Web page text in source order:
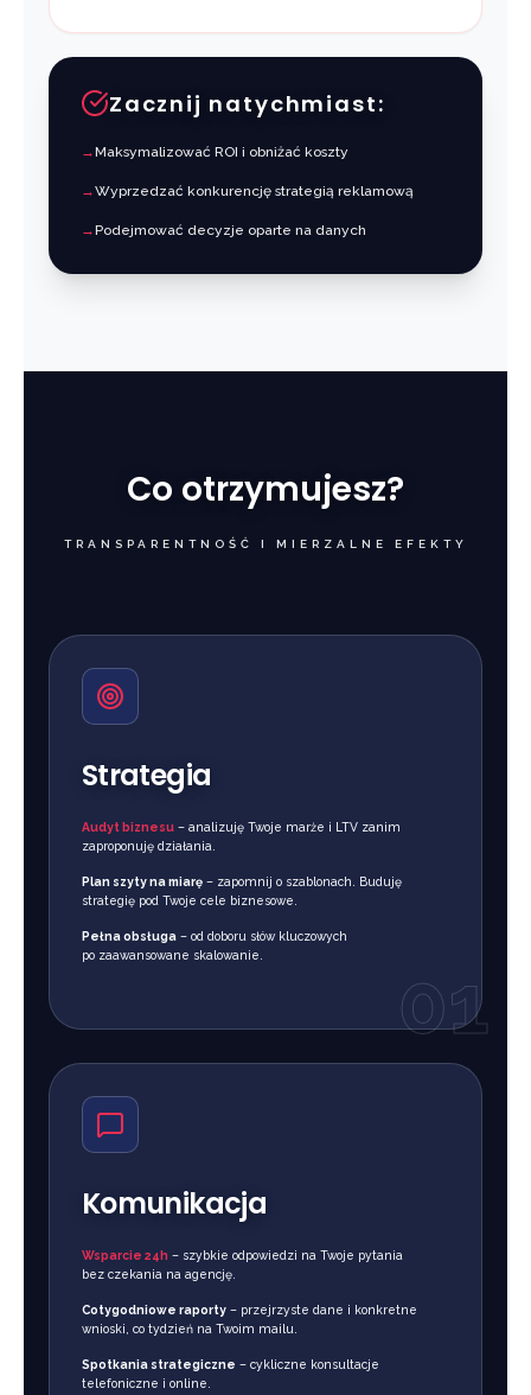
Zacznij natychmiast:
→Maksymalizować ROI i obniżać koszty
→Wyprzedzać konkurencję strategią reklamową
→Podejmować decyzje oparte na danych
Co otrzymujesz?
TRANSPARENTNOŚĆ I MIERZALNE EFEKTY
Strategia
Audyt biznesu– analizuję Twoje marże i LTV zanim
zaproponuję działania.
Plan szyty na miarę– zapomnij o szablonach. Buduję
strategię pod Twoje cele biznesowe.
Pełna obsługa– od doboru słów kluczowych
po zaawansowane skalowanie.
01
Komunikacja
Wsparcie 24h – szybkie odpowiedzi na Twoje pytania
bez czekania na agencję.
Cotygodniowe raporty– przejrzyste dane i konkretne
wnioski, co tydzień na Twoim mailu.
Spotkania strategiczne – cykliczne konsultacje
telefoniczne i online.